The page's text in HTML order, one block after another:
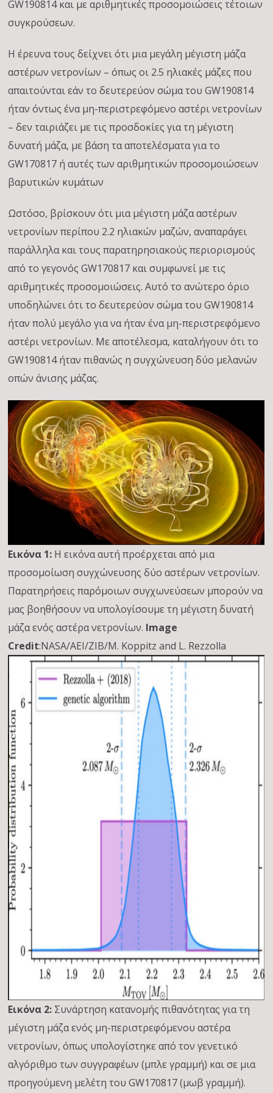
GW190814 και με αριθμητικές προσομοιώσεις τέτοιων
συγκρούσεων.
Η έρευνα τους δείχνει ότι μια μεγάλη μέγιστη μάζα
αστέρων νετρονίων – όπως οι 2.5 ηλιακές μάζες που
απαιτούνται εάν το δευτερεύον σώμα του GW190814
ήταν όντως ένα μη-περιστρεφόμενο αστέρι νετρονίων
– δεν ταιριάζει με τις προσδοκίες για τη μέγιστη
δυνατή μάζα, με βάση τα αποτελέσματα για το
GW170817 ή αυτές των αριθμητικών προσομοιώσεων
βαρυτικών κυμάτων
Ωστόσο, βρίσκουν ότι μια μέγιστη μάζα αστέρων
νετρονίων περίπου 2.2 ηλιακών μαζών, αναπαράγει
παράλληλα και τους παρατηρησιακούς περιορισμούς
από το γεγονός GW170817 και συμφωνεί με τις
αριθμητικές προσομοιώσεις. Αυτό το ανώτερο όριο
υποδηλώνει ότι το δευτερεύον σώμα του GW190814
ήταν πολύ μεγάλο για να ήταν ένα μη-περιστρεφόμενο
αστέρι νετρονίων. Με αποτέλεσμα, καταλήγουν ότι το
GW190814 ήταν πιθανώς η συγχώνευση δύο μελανών
οπών άνισης μάζας.
Εικόνα 1: Η εικόνα αυτή προέρχεται από μια
προσομοίωση συγχώνευσης δύο αστέρων νετρονίων.
Παρατηρήσεις παρόμοιων συγχωνεύσεων μπορούν να
μας βοηθήσουν να υπολογίσουμε τη μέγιστη δυνατή
μάζα ενός αστέρα νετρονίων. Image
Credit:NASA/AEI/ZIB/M. Koppitz and L. Rezzolla
Εικόνα 2: Συνάρτηση κατανομής πιθανότητας για τη
μέγιστη μάζα ενός μη-περιστρεφόμενου αστέρα
νετρονίων, όπως υπολογίστηκε από τον γενετικό
αλγόριθμο των συγγραφέων (μπλε γραμμή) και σε μια
προηγούμενη μελέτη του GW170817 (μωβ γραμμή).